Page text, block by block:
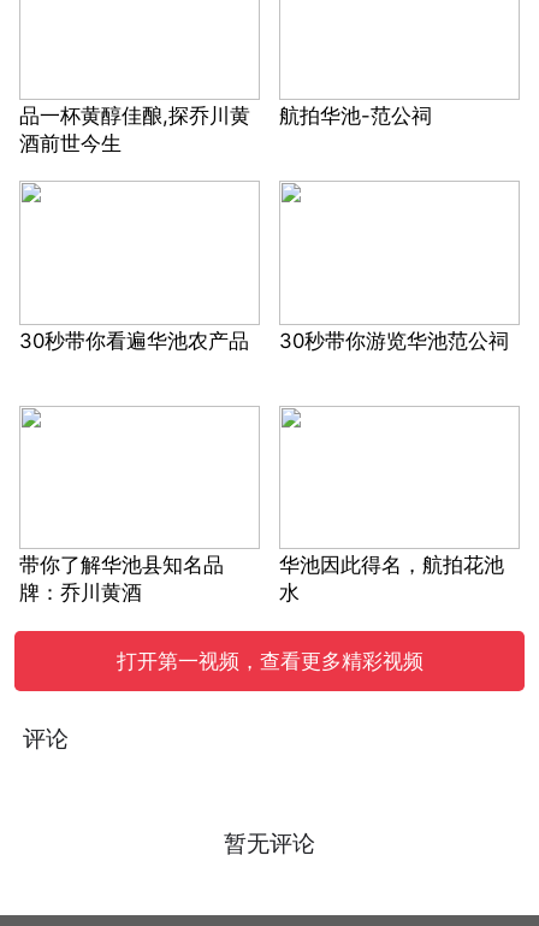
品一杯黄醇佳酿,探乔川黄
酒前世今生
航拍华池-范公祠
30秒带你看遍华池农产品 30秒带你游览华池范公祠
带你了解华池县知名品
牌：乔川黄酒
华池因此得名，航拍花池
水
打开第一视频，查看更多精彩视频
评论
暂无评论